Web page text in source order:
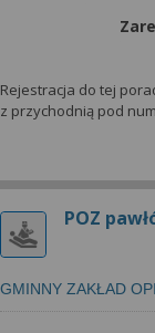
Rejestracja do tej
z przychodnią pod
POZ
GMINNY ZAKŁAD